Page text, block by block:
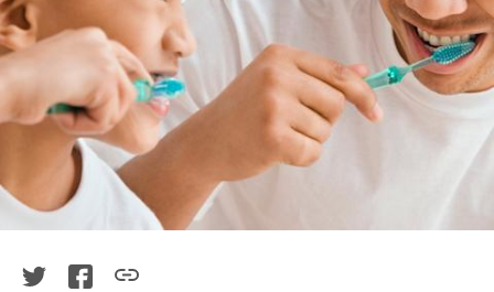
TwitterIconFacebookIcon
LinkIcon